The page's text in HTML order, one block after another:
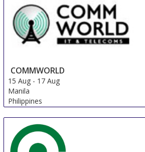
COMMWORLD
15 Aug - 17 Aug
Manila
Philippines